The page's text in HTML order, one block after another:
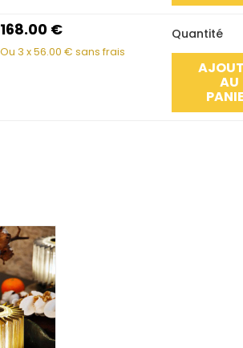
168.00€
Ou 3 x56.00 € sans frais
Quantité
AU